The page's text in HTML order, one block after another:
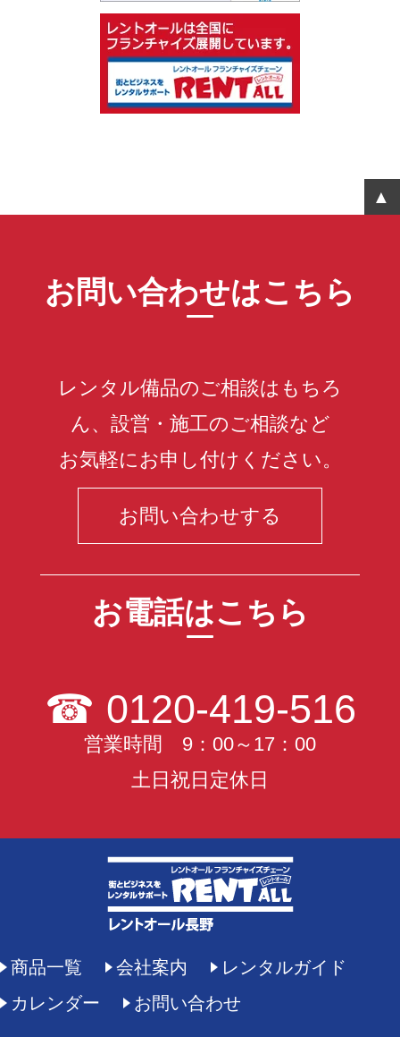
お問い合わせはこちら
レンタル備品のご相談はもちろ
ん、設営・施工のご相談など
お気軽にお申し付けください。
お問い合わせする
お電話はこちら
☎ 0120-419-516
営業時間 9：00～17：00
土日祝日定休日
商品一覧 会社案内
レンタルガイド
カレンダー
お問い合わせ